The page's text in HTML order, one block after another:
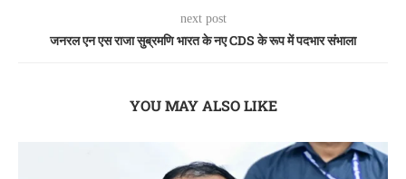
next post
जनरल एन एस राजा सुब्रमणि भारत के नए CDS के रूप में पदभार संभाला
YOU MAY ALSO LIKE